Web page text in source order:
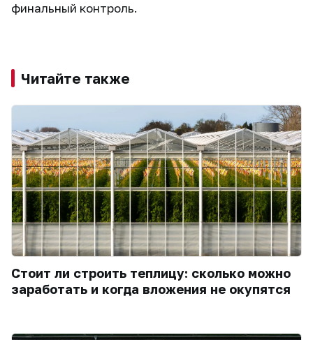
финальный контроль.
Читайте также
Стоит ли строить теплицу: сколько можно
заработать и когда вложения не окупятся